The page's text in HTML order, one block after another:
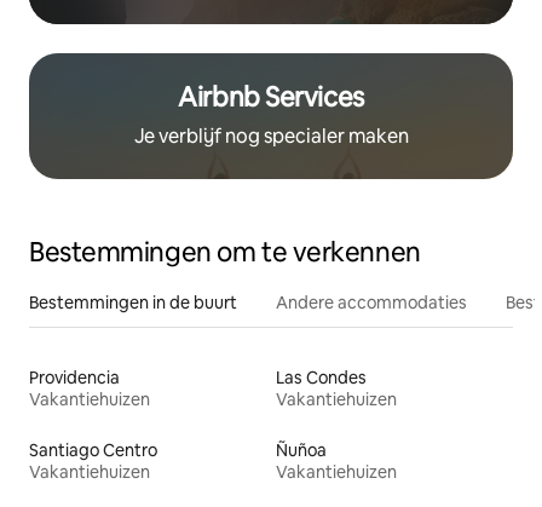
Airbnb Services
Je verblijf nog specialer maken
Bestemmingen om te verkennen
Bestemmingen in de buurt Andere accommodaties
Providencia
Vakantiehuizen
Las Condes
Vakantiehuizen
Santiago Centro
Vakantiehuizen
Ñuñoa
Vakantiehuizen